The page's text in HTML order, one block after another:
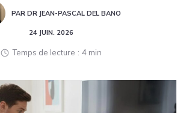
PAR DR JEAN-PASCAL DEL BANO
24 JUIN. 2026
Temps de lecture 4 min